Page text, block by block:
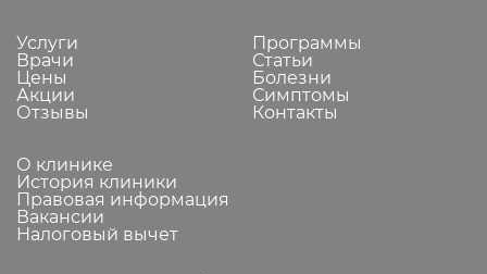
Услуги
Врачи
Цены
Акции
Отзывы
Программы
Статьи
Болезни
Симптомы
Контакты
О клинике
История клиники
Правовая информация
Вакансии
Налоговый вычет